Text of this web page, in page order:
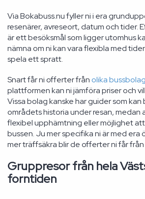
Via Bokabuss.nu fyller ni i era
resenärer, avreseort, datum och tider.
är ett besöksmål som ligger utomhus
nämna om ni kan vara flexibla med
spela ett spratt.
Snart får ni offerter från olika bussbolag
plattformen kan ni jämföra priser och
Vissa bolag kanske har guider som
områdets historia under resan, medan
flexibel upphämtning eller möjlighet
bussen. Ju mer specifika ni är med era
mer träffsäkra blir de offerter ni får
Gruppresor från hela
forntiden